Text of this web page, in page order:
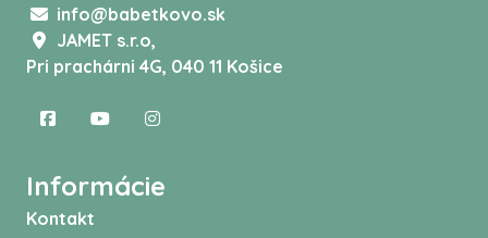
info@babetkovo.sk
JAMET s.r.o,
Pri prachárni 4G, 040 11 Košice
Informácie
Kontakt